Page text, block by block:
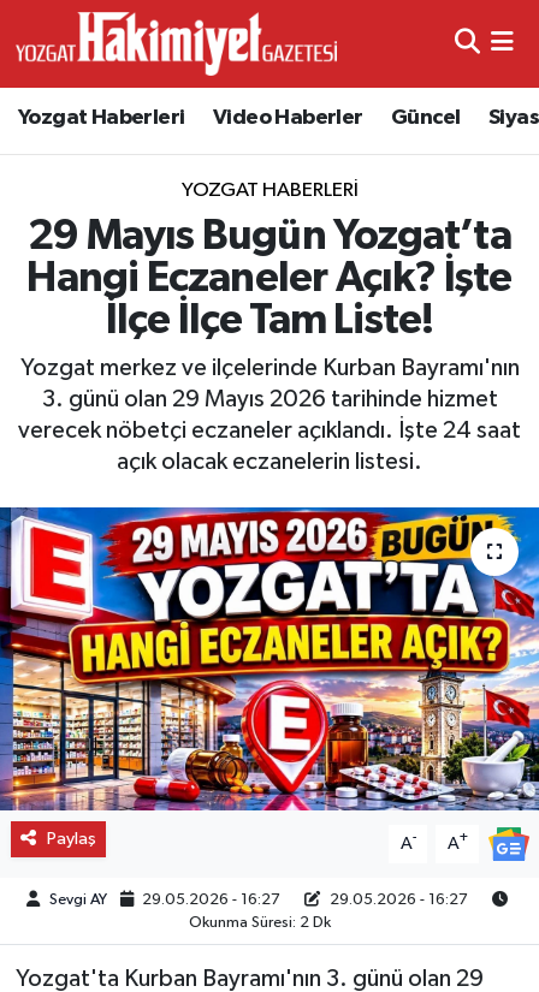
Yozgat Haberleri Video Haberler Güncel
YOZGAT HABERLERI
29 Mayıs Bugün Yozgat’ta
Hangi Eczaneler Açık? İşte
İlçe İlçe Tam Liste!
Yozgat merkez ve ilçelerinde Kurban Bayramı'nın
3. günü olan 29 Mayıs 2026 tarihinde hizmet
verecek nöbetçi eczaneler açıklandı. İşte 24 saat
açık olacak eczanelerin listesi.
Paylaş A- A+
Sevgi AY 29.05.2026 - 16:27
29.05.2026 - 16:27
Okunma Süresi: 2 Dk
Yozgat'ta Kurban Bayramı'nın 3. günü olan 29